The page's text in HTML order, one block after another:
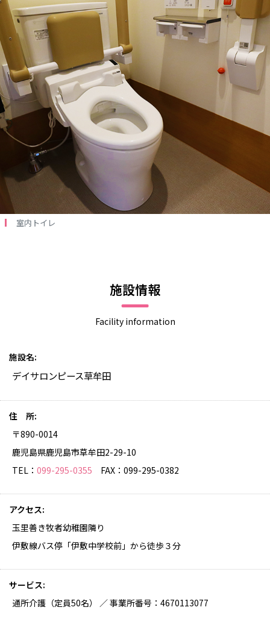
室内トイレ
施設情報
Facility information
施設名
デイサロンピース草牟田
住 所
〒890-0014
鹿児島県鹿児島市草牟田2-29-10
TEL： 099-295-0355 FAX：099-295-0382
アクセス
玉里善き牧者幼稚園隣り
伊敷線バス停「伊敷中学校前」から徒歩３分
サービス
通所介護（定員50名） ／ 事業所番号：4670113077